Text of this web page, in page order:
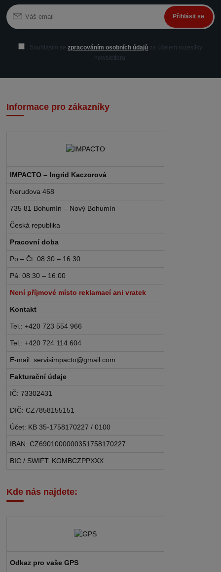
Přihlásit se
Souhlasím sezpracováním osobních údajů za účelem rozesílky
newsletteru.
Informace pro zákazníky
IMPACTO – Ingrid Kaczorová
Nerudova 468
735 81 Bohumín – Nový Bohumín
Česká republika
Pracovní doba
Po – Čt: 08:30 – 16:30
Pá: 08:30 – 16:00
Není příjmové místo reklamací ani vratek
Kontakt
Tel.: +420 723 554 966
Tel.: +420 724 114 604
E-mail: servisimpacto@gmail.com
Fakturační údaje
IČ: 73302431
DIČ: CZ7858155151
Účet: KB 35-1758170227 / 0100
IBAN: CZ6901000000351758170227
BIC / SWIFT: KOMBCZPPXXX
Kde nás najdete:
Odkaz pro vaše GPS